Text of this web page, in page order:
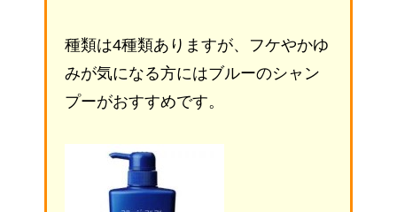
種類は4種類ありますが、フケやかゆ
みが気になる方にはブルーのシャン
プーがおすすめです。